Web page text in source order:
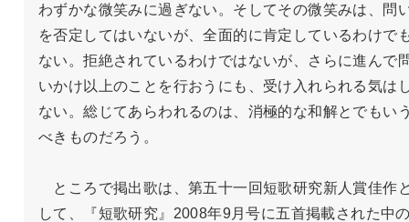
わずかな微笑みに過ぎない。そしてその微笑みは、問
を否定してはいないが、全面的に肯定しているわけで
ない。拒絶されているわけではないが、さらに進んで
いかけ以上のことを行おうにも、受け入れられる気は
ない。総じてあらわれるのは、消極的な和解とでもい
べきものだろう。
ところで掲出歌は、第五十一回短歌研究新人賞佳作
して、『短歌研究』2008年9月号に五首掲載された中